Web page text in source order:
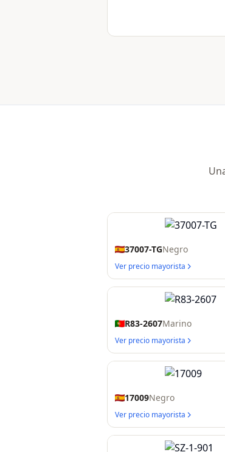
37007-TGNegro
Ver precio mayorista
R83-2607Marino
Ver precio mayorista
17009Negro
Ver precio mayorista